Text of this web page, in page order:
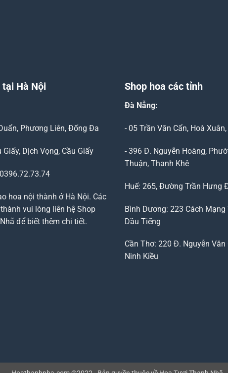
tại Hà Nội
Phương Liên, Đống Đa
Giấy, Dịch Vọng, Cầu Giấy
0396.72.73.74
hoa nội thành ở Hà Nội. Các
vui lòng liên hệ Shop
để biết thêm chi tiết.
Shop hoa các tỉnh
Đà Nẵng:
- 05 Trần Văn Cẩn, Hoà
- 396 Đ. Nguyễn Hoàng,
Thuận, Thanh Khê
Huế: 265, Đường Trần Hưng
Bình Dương: 223 Cách Mạng
Dầu Tiếng
Cần Thơ: 220 Đ. Nguyễn Văn
Ninh Kiều